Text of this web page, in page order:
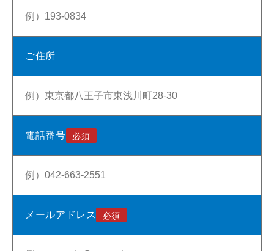
ご住所
電話番号
メールアドレス